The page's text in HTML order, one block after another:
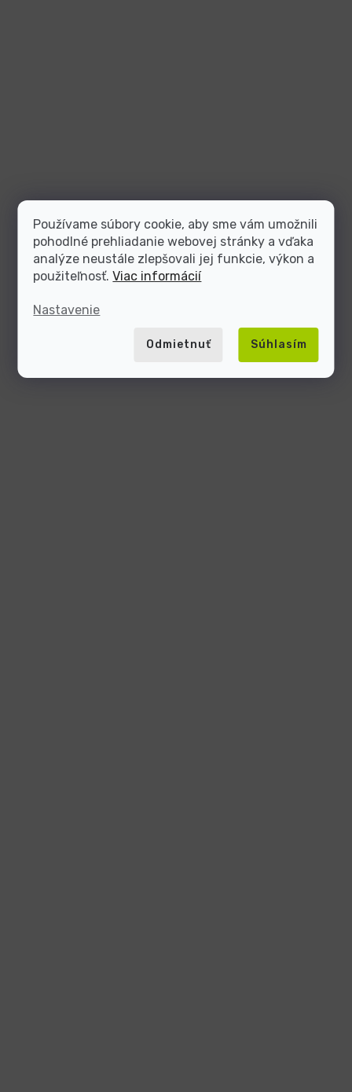
Používame súbory cookie, aby sme vám umožnili
pohodlné prehliadanie webovej stránky a vďaka
analýze neustále zlepšovali jej funkcie, výkon a
použiteľnosť.Viac informácií
Nastavenie
Odmietnuť Súhlasím